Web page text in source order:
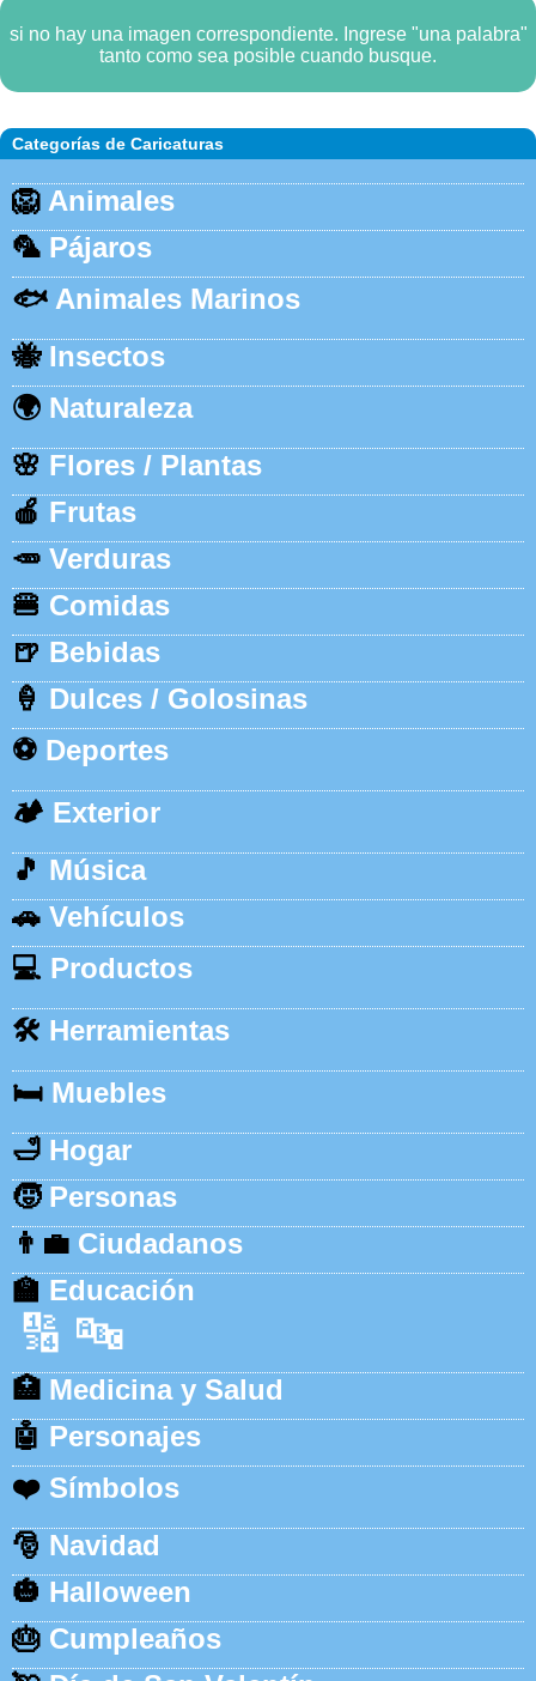
Categorías de Caricaturas
🦁 Animales
🦜 Pájaros
🐟 Animales Marinos
🐝 Insectos
🌍 Naturaleza
🌸 Flores / Plantas
🍎 Frutas
🥕 Verduras
🍔 Comidas
🍺 Bebidas
🍦 Dulces / Golosinas
⚽ Deportes
🏕️ Exterior
🎵 Música
🚗 Vehículos
💻 Productos
🛠️ Herramientas
🛏️ Muebles
🛁 Hogar
🧒 Personas
👨‍💼 Ciudadanos
🏫 Educación
🔢 🔤
🏥 Medicina y Salud
🤖 Personajes
❤️ Símbolos
🎅 Navidad
🎃 Halloween
🎂 Cumpleaños
si no hay una imagen correspondiente. Ingrese "una palabra"
tanto como sea posible cuando busque.